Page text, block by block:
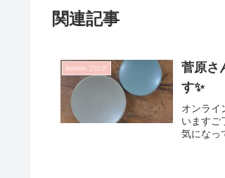
関連記事
bonton.ブログ
菅原さ
す✨
オンラ
いますご
気になっ